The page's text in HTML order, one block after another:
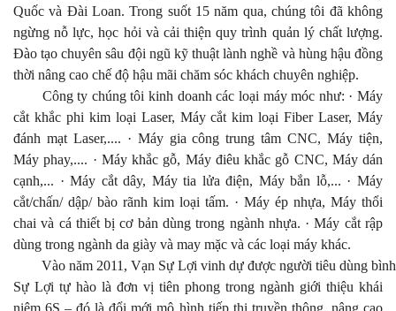
Quốc và Đài Loan. Trong suốt 15 năm qua, chúng tôi đã không
ngừng nỗ lực, học hỏi và cải thiện quy trình quản lý chất lượng.
Đào tạo chuyên sâu đội ngũ kỹ thuật lành nghề và hùng hậu đồng
thời nâng cao chế độ hậu mãi chăm sóc khách chuyên nghiệp.
Công ty chúng tôi kinh doanh các loại máy móc như: · Máy
cắt khắc phi kim loại Laser, Máy cắt kim loại Fiber Laser, Máy
đánh mạt Laser,.... · Máy gia công trung tâm CNC, Máy tiện,
Máy phay,.... · Máy khắc gỗ, Máy điêu khắc gỗ CNC, Máy dán
cạnh,... · Máy cắt dây, Máy tia lửa điện, Máy bắn lỗ,... · Máy
cắt/chấn/ dập/ bào rãnh kim loại tấm. · Máy ép nhựa, Máy thổi
chai và cá thiết bị cơ bản dùng trong ngành nhựa. · Máy cắt rập
dùng trong ngành da giày và may mặc và các loại máy khác.
Vào năm 2011, Vạn Sự Lợi vinh dự được người tiêu dùng
Sự Lợi tự hào là đơn vị tiên phong trong ngành giới thiệu khái
niệm 6S – đó là đổi mới mô hình tiếp thị truyền thông, nâng cao